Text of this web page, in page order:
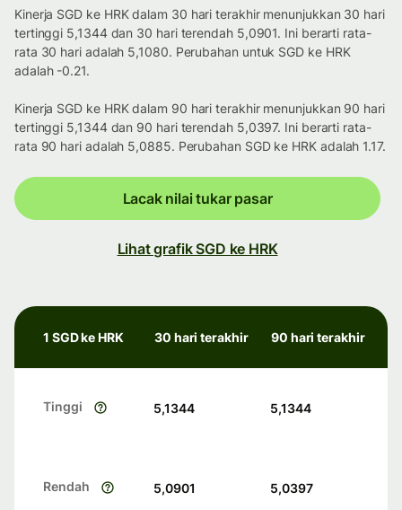
Kinerja SGD ke HRK dalam 30 hari terakhir menunjukkan 30 hari
tertinggi 5,1344 dan 30 hari terendah 5,0901. Ini berarti rata-
rata 30 hari adalah 5,1080. Perubahan untuk SGD ke HRK
adalah -0.21.
Kinerja SGD ke HRK dalam 90 hari terakhir menunjukkan 90 hari
tertinggi 5,1344 dan 90 hari terendah 5,0397. Ini berarti rata-
rata 90 hari adalah 5,0885. Perubahan SGD ke HRK adalah 1.17.
Lacak nilai tukar pasar
Lihat grafik SGD ke HRK
1 SGD ke HRK 30 hari terakhir 90 hari terakhir
Tinggi 5,1344 5,1344
Rendah 5,0901 5,0397